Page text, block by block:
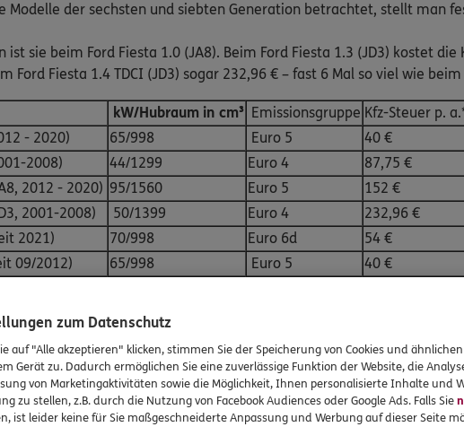
Modelle der sechsten und siebten Generation betrachtet, stellt man
sie beim Ford Fiesta 1.0 (JA8). Beim Ford Fiesta 1.3 (JD3) kostet
Ford Fiesta 1.4 TDCI (JD3) sogar 232,96 € – fast 6 Mal so viel wie
kW/Hubraum in cm³ Emissionsgruppe Kfz-Steuer p.
- 2020)
65/998 Euro 5
40 €
2008)
44/1299 Euro 4
87,75 €
2012 - 2020) 95/1560 Euro 5
152 €
2001-2008)
50/1399 Euro 4
232,96 €
2021)
70/998 Euro 6d
54 €
09/2012)
65/998 Euro 5
40 €
2008)
seit 09/2012)
95/1560
2001-2008)
individueller Kfz-Beschaffenheit abweichen können
zum Datenschutz
auf "Alle akzeptieren" klicken, stimmen Sie der Speicherung von Cookies und
Gerät zu. Dadurch ermöglichen Sie eine zuverlässige Funktion der Website, die
von Marketingaktivitäten sowie die Möglichkeit, Ihnen personalisierte Inhalte und
zu stellen, z.B. durch die Nutzung von Facebook Audiences oder Google Ads. Falls Sie
ist leider keine für Sie maßgeschneiderte Anpassung und Werbung auf dieser Seite